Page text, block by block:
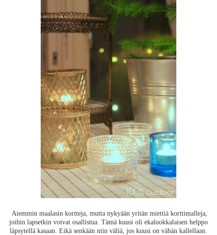
Aiemmin maalasin kortteja, mutta nykyään yritän miettiä korttimalleja,
joihin lapsetkin voivat osallistua. Tämä kuusi oli ekaluokkalaisen helppo
läpsytellä kasaan. Eikä senkään niin väliä, jos kuusi on vähän kallellaan.